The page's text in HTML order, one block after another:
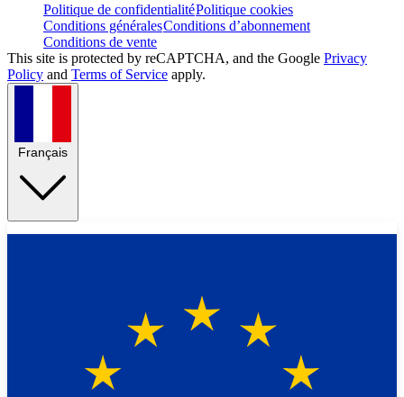
Politique de confidentialitéPolitique cookies
Conditions généralesConditions d’abonnement
Conditions de vente
This site is protected by reCAPTCHA, and the Google Privacy
Policy and Terms of Service apply.
Français